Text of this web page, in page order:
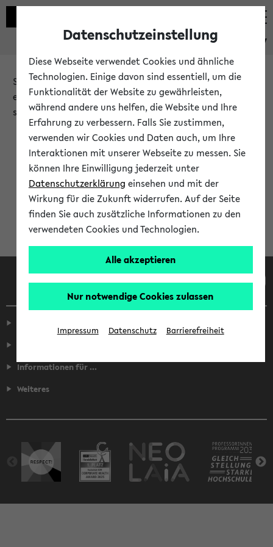
eKVV
Sie möchten auf eine eKVV Funktion zugreifen, die Ihnen
erst nach einer Anmeldung am System zur Verfügung
steht.
Bitte melden Sie sich an:
Anmeldung am eKVV
Informationen für ...
Weiteres
Datenschutzeinstellung
Diese Webseite verwendet Cookies und ähnliche
Technologien. Einige davon sind essentiell, um die
Funktionalität der Website zu gewährleisten,
während andere uns helfen, die Website und Ihre
Erfahrung zu verbessern. Falls Sie zustimmen,
verwenden wir Cookies und Daten auch, um Ihre
Interaktionen mit unserer Webseite zu messen. Sie
können Ihre Einwilligung jederzeit unter
Datenschutzerklärung einsehen und mit der
Wirkung für die Zukunft widerrufen. Auf der Seite
finden Sie auch zusätzliche Informationen zu den
verwendeten Cookies und Technologien.
Alle akzeptieren
Nur notwendige Cookies zulassen
Impressum Datenschutz Barrierefreiheit